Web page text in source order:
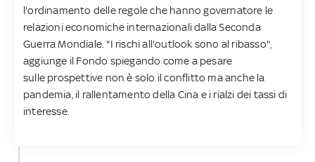
l'ordinamento delle regole che hanno governatore le
relazioni economiche internazionali dalla Seconda
Guerra Mondiale. "I rischi all'outlook sono al ribasso",
aggiunge il Fondo spiegando come a pesare
sulle prospettive non è solo il conflitto ma anche la
pandemia, il rallentamento della Cina e i rialzi dei tassi di
interesse.